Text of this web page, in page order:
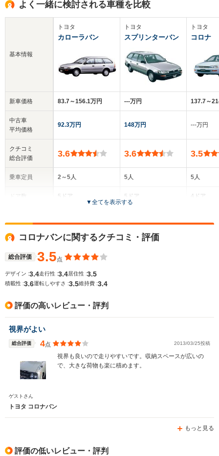
よく一緒に検討される車種を比較
基本情報
新車価格
中古車
平均価格
クチコミ
総合評価
乗車定員
サイズ
(全長x全幅x全高)
WLTCモード
駆動方式
トヨタ
カローラバン
83.7～156.1万円
92.3万円
3.6
2～5人
5ドア
全高
1.69m
4.26m～4.27m
FF、4WD
トヨタ
スプリンターバン
‐‐‐万円
148万円
3.6
5人
5ドア
全高
トヨタ
コロナ
137.7～
‐‐‐万円
3.5
5人
4ドア
全高
1587～
▼全てを表示する
コロナバンに関するクチコミ・評価
総合評価 3.5点
デザイン :3.4走行性 :3.4 居住性 :3.5
積載性 :3.6運転しやすさ :3.5維持費 :3.4
評価の高いレビュー・評判
視界がよい
総合評価 4点 2013/03/25投稿
視界も良いので走りやすいです。収納スペースが広いの
で、大きな荷物も楽に積めます。
ゲストさん
トヨタ コロナバン
もっと見る
評価の低いレビュー・評判